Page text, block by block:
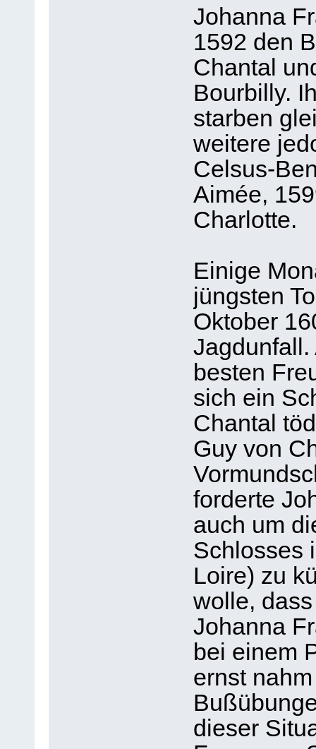
Johanna
1592 den
Chantal
Bourbilly.
starben
weitere
Celsus-
Aimée,
Charlotte.
Einige
jüngsten
Oktober
besten
sich ein
Chantal
Guy von
forderte
auch um
Schlosses
Loire) zu
wolle,
Johanna
bei einem
ernst
dieser